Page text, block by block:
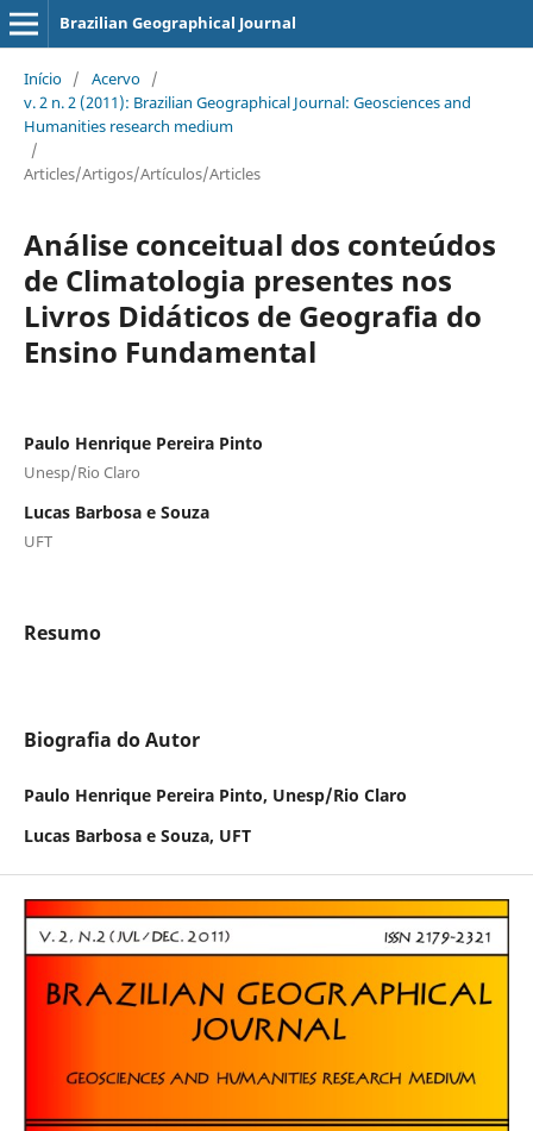
Brazilian Geographical Journal
Início / Acervo /
v. 2 n. 2 (2011): Brazilian Geographical Journal: Geosciences and
Humanities research medium
/
Articles/Artigos/Artículos/Articles
Análise conceitual dos conteúdos
de Climatologia presentes nos
Livros Didáticos de Geografia do
Ensino Fundamental
Paulo Henrique Pereira Pinto
Unesp/Rio Claro
Lucas Barbosa e Souza
UFT
Resumo
Biografia do Autor
Paulo Henrique Pereira Pinto, Unesp/Rio Claro
Lucas Barbosa e Souza, UFT